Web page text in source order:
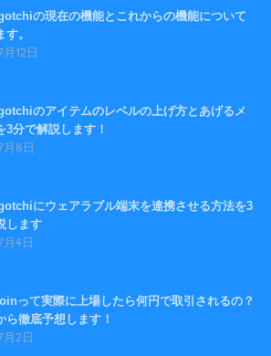
の現在の機能とこれからの機能について
。
12日
のアイテムのレベルの上げ方とあげるメ
3分で解説します！
月8日
にウェアラブル端末を連携させる方法を3
します
4日
って実際に上場したら何円で取引されるの？
ら徹底予想します！
2日